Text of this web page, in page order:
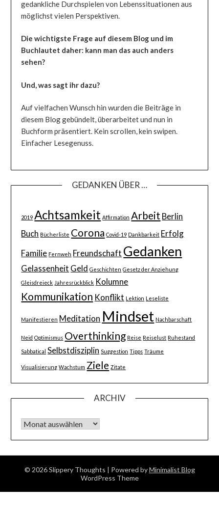
gedankliche Durchspielen von Lebenssituationen aus
möglichst vielen Perspektiven.
Die wichtigste Frage auf diesem Blog und im
Buchlautet daher: kann man das auch anders
sehen?
Und, was sagt ihr dazu?
Auf vielfachen Wunsch hin wurden die Beiträge in
diesem Blog gebündelt, überarbeitet und nun in
Buchform präsentiert. Kein scrollen, kein swipen.
Einfacher Lesegenuss.
GEDANKEN ÜBER …
2019 Achtsamkeit Affirmation Arbeit Berlin
Buch Bücherliste Corona Covid-19 Dankbarkeit Erfolg
Familie Fernweh Freundschaft Gedanken
Gelassenheit Geld Geschichten Gesetz der Anziehung
Gleisdreieck Jahresrückblick Kolumne
Kommunikation Konflikt Lektion Leseliste
Manifestieren Meditation Mindset Nachbarschaft
Neid Optimismus Overthinking Reise Reiselust Ruhestand
Sabbatical Selbstdisziplin Suggestion Tipps Träume
Visualisierung Wachstum Ziele Zitate
ARCHIV
Archiv
© 2026 Slippery Thoughts | Powered byMinimalist Blog
WordPress Theme